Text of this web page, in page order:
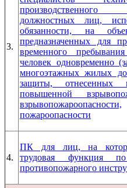
3.
должностных лиц,
обязанности, на
предназначенных для
временного
человек одновременно
многоэтажных жилых
защиты, отнесенных
повышенной
взрывопожароопасности,
пожароопасности
4.
ПК для лиц, на
трудовая функция
противопожарного